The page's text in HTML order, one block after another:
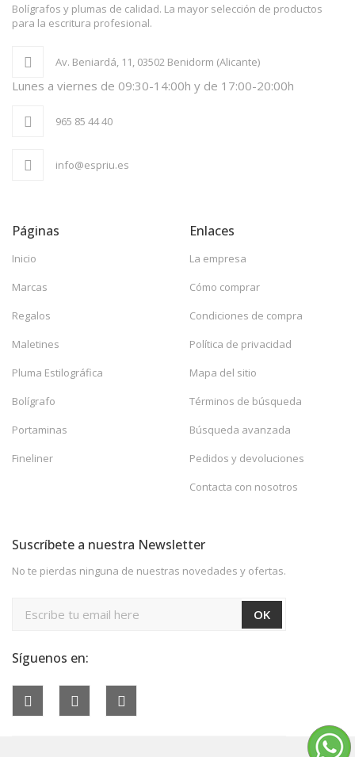
Bolígrafos y plumas de calidad. La mayor selección de productos
para la escritura profesional.
Av. Beniardá, 11, 03502 Benidorm (Alicante)
Lunes a viernes de 09:30-14:00h y de 17:00-20:00h
965 85 44 40
info@espriu.es
Páginas
Inicio
Marcas
Regalos
Maletines
Pluma Estilográfica
Bolígrafo
Portaminas
Fineliner
Enlaces
La empresa
Cómo comprar
Condiciones de compra
Política de privacidad
Mapa del sitio
Términos de búsqueda
Búsqueda avanzada
Pedidos y devoluciones
Contacta con nosotros
Suscríbete a nuestra Newsletter
No te pierdas ninguna de nuestras novedades y ofertas.
Síguenos en: